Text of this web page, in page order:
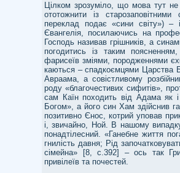
Цілком зрозуміло, що мова тут
ототожнити із
переклад подає «сини світу»)
Євангелія, посилаючись на
Господь називав грішників, а
погодитись із таким
фарисеїв зміями, породженнями
каються – спадкоємцями Царства
Авраама, а совістливому
роду «благочестивих сифитів»,
сам Каїн походить від Адама як
Богом», а його син Хам здійснив
позитивно Єнос, котрий уповав
і, звичайно, Ной. В нашому
понадтілесний. «Ганебне життя
гнилість давня; Рід
сімейна» [8, с.392] – ось так
привілеїв та почестей.